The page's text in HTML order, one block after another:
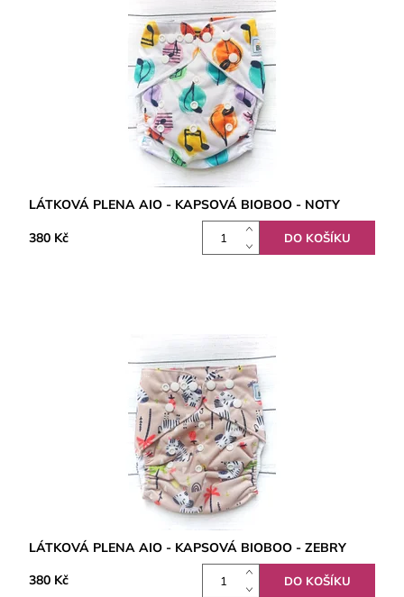
LÁTKOVÁ PLENA AIO - KAPSOVÁ BIOBOO - NOTY
380 Kč
LÁTKOVÁ PLENA AIO - KAPSOVÁ BIOBOO - ZEBRY
380 Kč